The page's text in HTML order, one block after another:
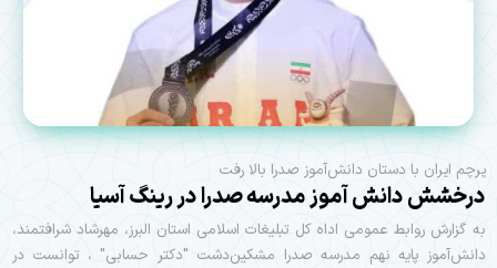
پرچم ایران با دستان دانش‌آموز صدرا بالا رفت
درخشش دانش‌ آموز مدرسه صدرا در رینگ آسیا
به گزارش روابط عمومی اداه کل تبلیغات اسلامی استان البرز، مهرشاد شرافتمند،
دانش‌آموز پایه نهم مدرسه صدرا مشکین‌دشت "دکتر حسابی" ، توانست در